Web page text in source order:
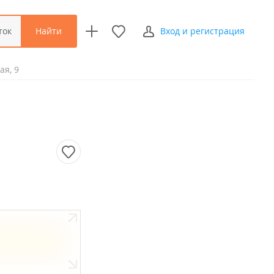
Найти Вход и регистрация
9